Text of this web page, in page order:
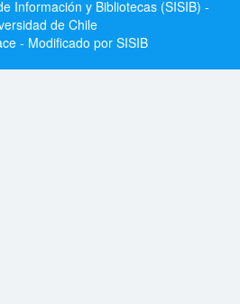
Información y Bibliotecas (SISIB) -
de Chile
- Modificado por SISIB